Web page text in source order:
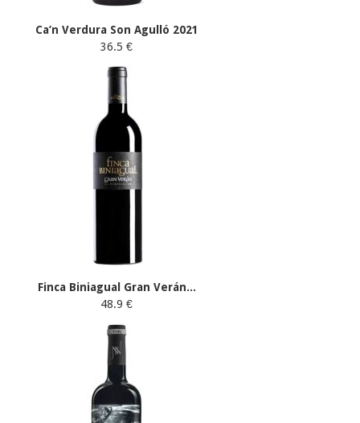
Ca’n Verdura Son Agulló 2021
36.5 €
Finca Biniagual Gran Verán...
48.9 €